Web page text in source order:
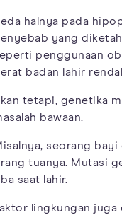
halnya pada
yang
penggunaan
badan lahir
tetapi, genetika
bawaan.
seorang
tuanya. Mutasi
saat lahir.
lingkungan juga